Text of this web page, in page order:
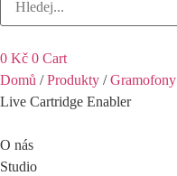
0 Kč 0 Cart
Domů /Produkty /Gramofony
Live Cartridge Enabler
O nás
Studio